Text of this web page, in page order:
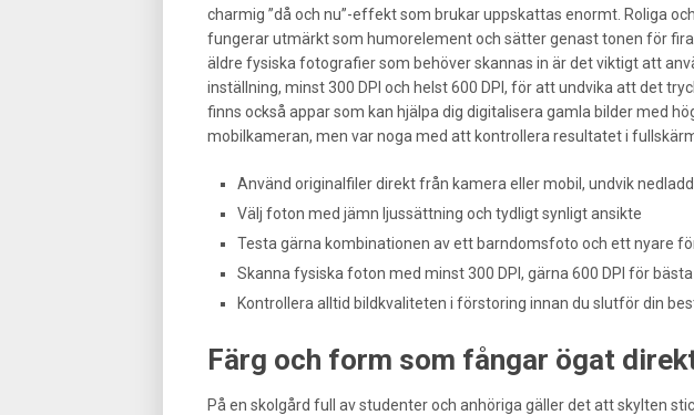
charmig ”då och nu”-effekt som brukar uppskattas enormt. Roliga
fungerar utmärkt som humorelement och sätter genast tonen för
äldre fysiska fotografier som behöver skannas in är det viktigt att
inställning, minst 300 DPI och helst 600 DPI, för att undvika att det
finns också appar som kan hjälpa dig digitalisera gamla bilder med
mobilkameran, men var noga med att kontrollera resultatet i
Använd originalfiler direkt från kamera eller mobil, undvik
Välj foton med jämn ljussättning och tydligt synligt ansikte
Testa gärna kombinationen av ett barndomsfoto och ett nyare
Skanna fysiska foton med minst 300 DPI, gärna 600 DPI för
Kontrollera alltid bildkvaliteten i förstoring innan du slutför din
Färg och form som fångar ögat
På en skolgård full av studenter och anhöriga gäller det att skylten